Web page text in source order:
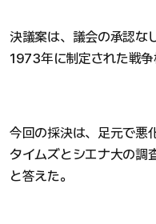
決議案は、議会の承認な
1973年に制定された戦争
今回の採決は、足元で悪
タイムズとシエナ大の調
と答えた。